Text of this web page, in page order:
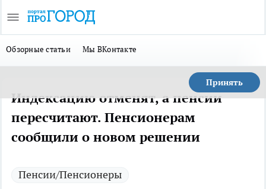
Обзорные статьи Мы ВКонтакте
Принять
Индексацию отменят, а пенсии
пересчитают. Пенсионерам
сообщили о новом решении
Пенсии/Пенсионеры